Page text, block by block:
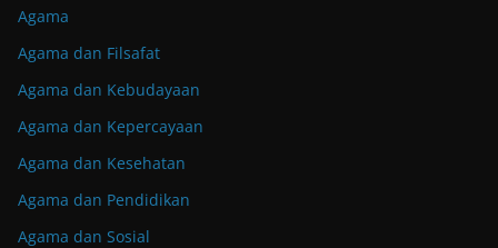
Agama
Agama dan Filsafat
Agama dan Kebudayaan
Agama dan Kepercayaan
Agama dan Kesehatan
Agama dan Pendidikan
Agama dan Sosial